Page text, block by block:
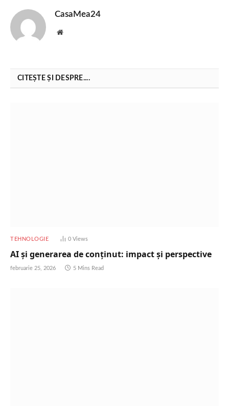
CasaMea24
Website
CITEȘTE ȘI DESPRE....
TEHNOLOGIE 0 Views
AI și generarea de conținut: impact și perspective
februarie 25, 2026 5 Mins Read